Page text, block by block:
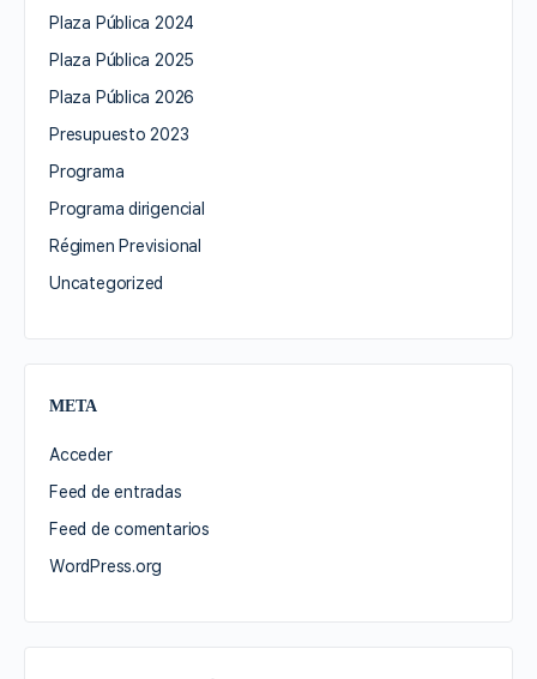
Plaza Pública 2024
Plaza Pública 2025
Plaza Pública 2026
Presupuesto 2023
Programa
Programa dirigencial
Régimen Previsional
Uncategorized
META
Acceder
Feed de entradas
Feed de comentarios
WordPress.org